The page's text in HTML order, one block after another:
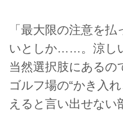
「最大限の注意を
いとしか……。涼し
当然選択肢にあるの
ゴルフ場の“かき入
えると言い出せない